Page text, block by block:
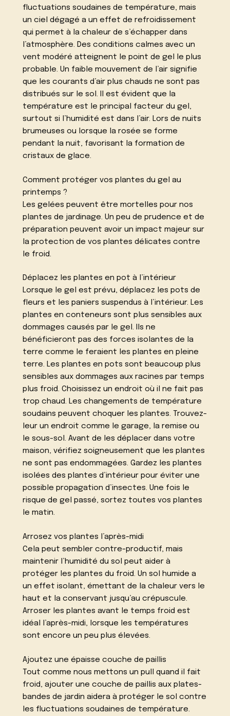
fluctuations soudaines de température, mais
un ciel dégagé a un effet de refroidissement
qui permet à la chaleur de s’échapper dans
l’atmosphère. Des conditions calmes avec un
vent modéré atteignent le point de gel le plus
probable. Un faible mouvement de l’air signifie
que les courants d’air plus chauds ne sont pas
distribués sur le sol. Il est évident que la
température est le principal facteur du gel,
surtout si l’humidité est dans l’air. Lors de nuits
brumeuses ou lorsque la rosée se forme
pendant la nuit, favorisant la formation de
cristaux de glace.
Comment protéger vos plantes du gel au
printemps ?
Les gelées peuvent être mortelles pour nos
plantes de jardinage. Un peu de prudence et de
préparation peuvent avoir un impact majeur sur
la protection de vos plantes délicates contre
le froid.
Déplacez les plantes en pot à l’intérieur
Lorsque le gel est prévu, déplacez les pots de
fleurs et les paniers suspendus à l’intérieur. Les
plantes en conteneurs sont plus sensibles aux
dommages causés par le gel. Ils ne
bénéficieront pas des forces isolantes de la
terre comme le feraient les plantes en pleine
terre. Les plantes en pots sont beaucoup plus
sensibles aux dommages aux racines par temps
plus froid. Choisissez un endroit où il ne fait pas
trop chaud. Les changements de température
soudains peuvent choquer les plantes. Trouvez-
leur un endroit comme le garage, la remise ou
le sous-sol. Avant de les déplacer dans votre
maison, vérifiez soigneusement que les plantes
ne sont pas endommagées. Gardez les plantes
isolées des plantes d’intérieur pour éviter une
possible propagation d’insectes. Une fois le
risque de gel passé, sortez toutes vos plantes
le matin.
Arrosez vos plantes l’après-midi
Cela peut sembler contre-productif, mais
maintenir l’humidité du sol peut aider à
protéger les plantes du froid. Un sol humide a
un effet isolant, émettant de la chaleur vers le
haut et la conservant jusqu’au crépuscule.
Arroser les plantes avant le temps froid est
idéal l’après-midi, lorsque les températures
sont encore un peu plus élevées.
Ajoutez une épaisse couche de paillis
Tout comme nous mettons un pull quand il fait
froid, ajouter une couche de paillis aux plates-
bandes de jardin aidera à protéger le sol contre
les fluctuations soudaines de température.